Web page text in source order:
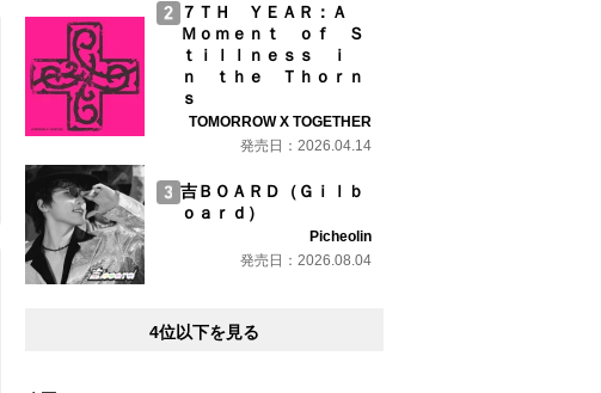
７ＴＨ ＹＥＡＲ：Ａ
Ｍｏｍｅｎｔ ｏｆ Ｓ
ｔｉｌｌｎｅｓｓ ｉ
ｎ ｔｈｅ Ｔｈｏｒｎ
ｓ
TOMORROW X TOGETHER
発売日：2026.04.14
吉ＢＯＡＲＤ（Ｇｉｌｂ
ｏａｒｄ）
Picheolin
発売日：2026.08.04
4位以下を見る